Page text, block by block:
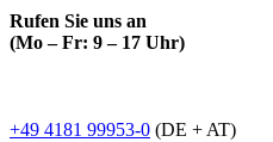
Rufen Sie uns an
(Mo – Fr: 9 – 17 Uhr)
+49 4181 99953-0 (DE + AT)